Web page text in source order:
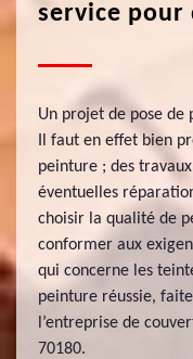
service pour
Un projet de pose
Il faut en effet bien
peinture ; des
éventuelles
choisir la qualité de
conformer aux
qui concerne les
peinture réussie,
l’entreprise de
70180.